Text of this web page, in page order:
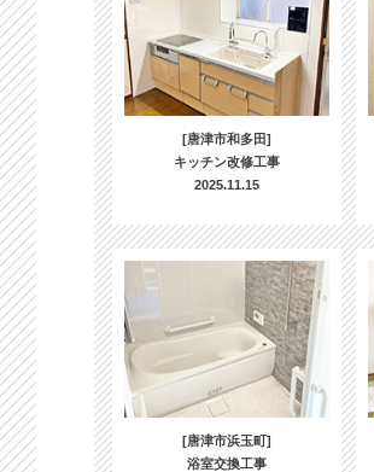
[唐津市和多田]
キッチン改修工事
2025.11.15
[唐津市浜玉町]
浴室交換工事